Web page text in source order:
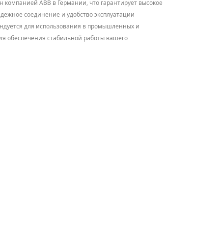
компанией ABB в Германии, что гарантирует высокое
соединение и удобство эксплуатации
для использования в промышленных и
обеспечения стабильной работы вашего